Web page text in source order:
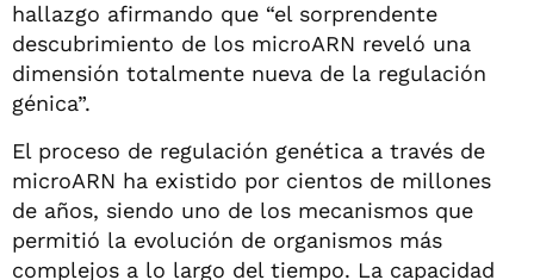
hallazgo afirmando que “el sorprendente
descubrimiento de los microARN reveló una
dimensión totalmente nueva de la regulación
génica”.
El proceso de regulación genética a través de
microARN ha existido por cientos de millones
de años, siendo uno de los mecanismos que
permitió la evolución de organismos más
complejos a lo largo del tiempo. La capacidad